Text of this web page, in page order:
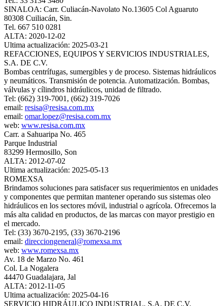
SINALOA: Carr. Culiacán-Navolato No.13605 Col Aguaruto
80308 Cuiliacán, Sin.
Tel. 667 510 0281
ALTA: 2020-12-02
Ultima actualización: 2025-03-21
REFACCIONES, EQUIPOS Y SERVICIOS INDUSTRIALES,
S.A. DE C.V.
Bombas centrífugas, sumergibles y de proceso. Sistemas hidráulicos
y neumáticos. Transmisión de potencia. Automatización. Bombas,
válvulas y cílindros hidráulicos, unidad de filtrado.
Tel: (662) 319-7001, (662) 319-7026
email: resisa@resisa.com.mx
email: omar.lopez@resisa.com.mx
web: www.resisa.com.mx
Carr. a Sahuaripa No. 465
Parque Industrial
83299 Hermosillo, Son
ALTA: 2012-07-02
Ultima actualización: 2025-05-13
ROMEXSA
Brindamos soluciones para satisfacer sus requerimientos en unidades
y componentes que permitan mantener operando sus sistemas oleo
hidráulicos en los sectores móvil, industrial o agrícola. Ofrecemos la
más alta calidad en productos, de las marcas con mayor prestigio en
el mercado.
Tel: (33) 3670-2195, (33) 3670-2196
email: direcciongeneral@romexsa.mx
web: www.romexsa.mx
Av. 18 de Marzo No. 461
Col. La Nogalera
44470 Guadalajara, Jal
ALTA: 2012-11-05
Ultima actualización: 2025-04-16
SERVICIO HIDRÁULICO INDUSTRIAL, S.A. DE C.V.